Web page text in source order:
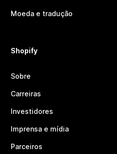
Moeda e tradução
Shopify
Sobre
Carreiras
Investidores
Imprensa e mídia
Parceiros